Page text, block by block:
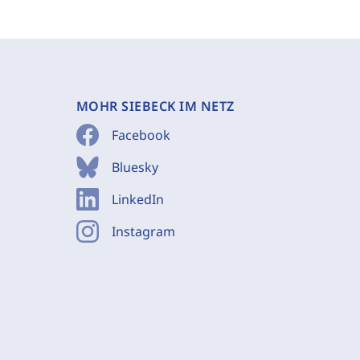
MOHR SIEBECK IM NETZ
Facebook
Bluesky
LinkedIn
Instagram